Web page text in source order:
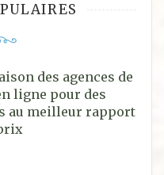
des agences de
ligne pour des
au meilleur rapport